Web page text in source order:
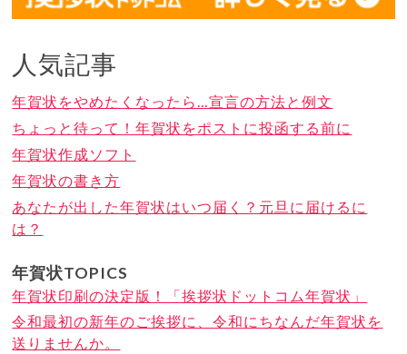
人気記事
年賀状をやめたくなったら…宣言の方法と例文
ちょっと待って！年賀状をポストに投函する前に
年賀状作成ソフト
年賀状の書き方
あなたが出した年賀状はいつ届く？元旦に届けるに
は？
年賀状TOPICS
年賀状印刷の決定版！「挨拶状ドットコム年賀状」
令和最初の新年のご挨拶に、令和にちなんだ年賀状を
送りませんか。